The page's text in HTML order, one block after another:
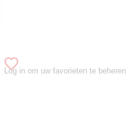
Log in om uw favorieten te beheren